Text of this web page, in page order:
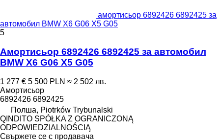
амортисьор 6892426 6892425 за
автомобил BMW X6 G06 X5 G05
5
Амортисьор 6892426 6892425 за автомобил
BMW X6 G06 X5 G05
1 277 € 5 500 PLN ≈ 2 502 лв.
Амортисьор
6892426 6892425
Полша, Piotrków Trybunalski
QINDITO SPÓŁKA Z OGRANICZONĄ
ODPOWIEDZIALNOŚCIĄ
Свържете се с продавача